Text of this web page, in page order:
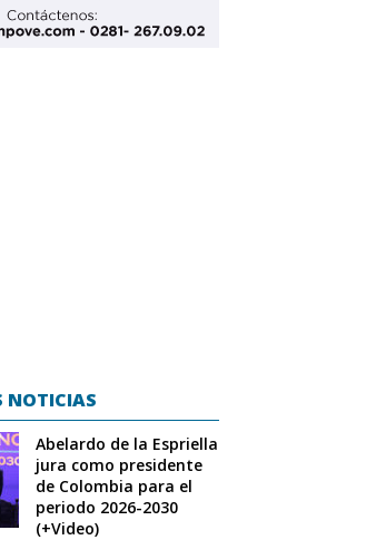
NOTICIAS
Abelardo de la Espriella
jura como presidente
de Colombia para el
periodo 2026-2030
(+Video)